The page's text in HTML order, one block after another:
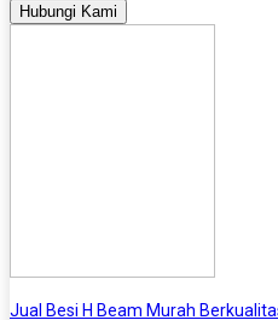
Hubungi Kami
Jual Besi H Beam Murah